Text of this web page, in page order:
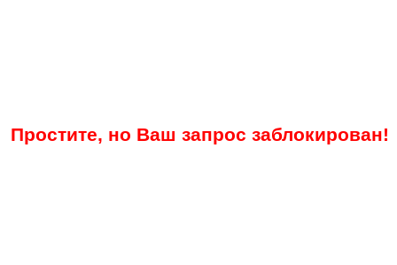
Простите, но Ваш запрос заблокирован!